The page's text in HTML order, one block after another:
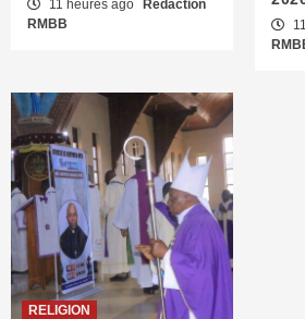
11 heures ago
Rédaction
RMBB
RELIGION